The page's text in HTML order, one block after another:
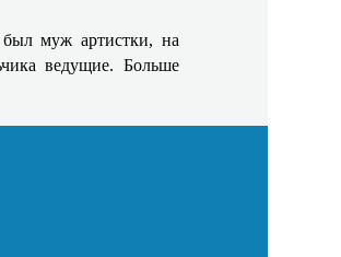
муж артистки, на
ведущие. Больше